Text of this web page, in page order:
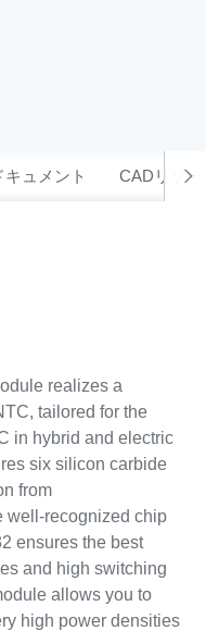
キュメント CADリソー
realizes a
tailored for the
in hybrid and electric
six silicon carbide
from
well-recognized chip
ensures the best
and high switching
allows you to
high power densities